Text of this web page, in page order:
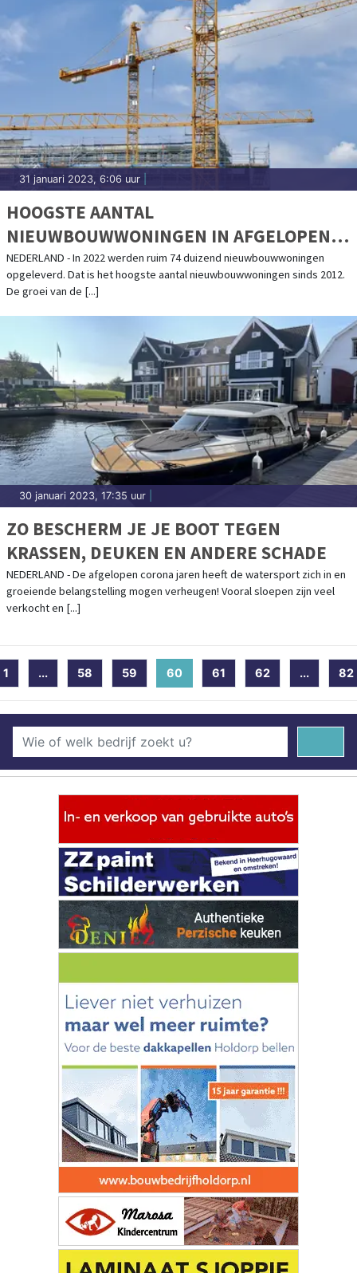
31 januari 2023, 6:06 uur
HOOGSTE AANTAL
NIEUWBOUWWONINGEN IN AFGELOPEN
DECENNIUM
NEDERLAND - In 2022 werden ruim 74 duizend nieuwbouwwoningen
opgeleverd. Dat is het hoogste aantal nieuwbouwwoningen sinds 2012.
De groei van de [...]
30 januari 2023, 17:35 uur
ZO BESCHERM JE JE BOOT TEGEN
KRASSEN, DEUKEN EN ANDERE SCHADE
NEDERLAND - De afgelopen corona jaren heeft de watersport zich in en
groeiende belangstelling mogen verheugen! Vooral sloepen zijn veel
verkocht en [...]
1 ... 58 59 60 (current)
61 62 ... 82